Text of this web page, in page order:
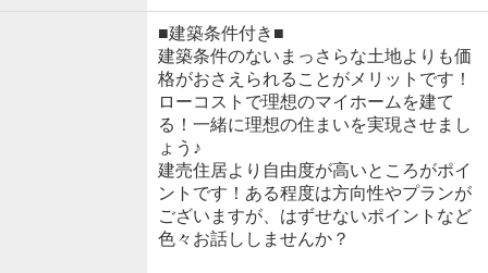
■建築条件付き■
建築条件のないまっさらな土地よりも価
格がおさえられることがメリットです！
ローコストで理想のマイホームを建て
る！一緒に理想の住まいを実現させまし
ょう♪
建売住居より自由度が高いところがポイ
ントです！ある程度は方向性やプランが
ございますが、はずせないポイントなど
色々お話ししませんか？